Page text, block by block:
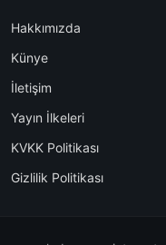
Hakkımızda
Künye
İletişim
Yayın İlkeleri
KVKK Politikası
Gizlilik Politikası